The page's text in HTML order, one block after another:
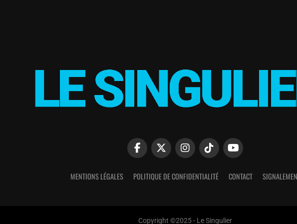
MENTIONS LÉGALES POLITIQUE DE CONFIDENTIALITÉ CONTACT
Copyright ©2025 - Le Singulier